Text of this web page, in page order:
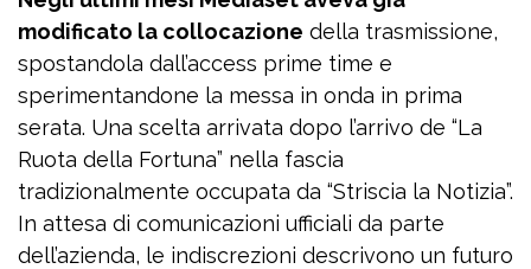
modificato la collocazione della trasmissione,
spostandola dall’access prime time e
sperimentandone la messa in onda in prima
serata. Una scelta arrivata dopo l’arrivo de “La
Ruota della Fortuna” nella fascia
tradizionalmente occupata da “Striscia la Notizia”.
In attesa di comunicazioni ufficiali da parte
dell’azienda, le indiscrezioni descrivono un futuro